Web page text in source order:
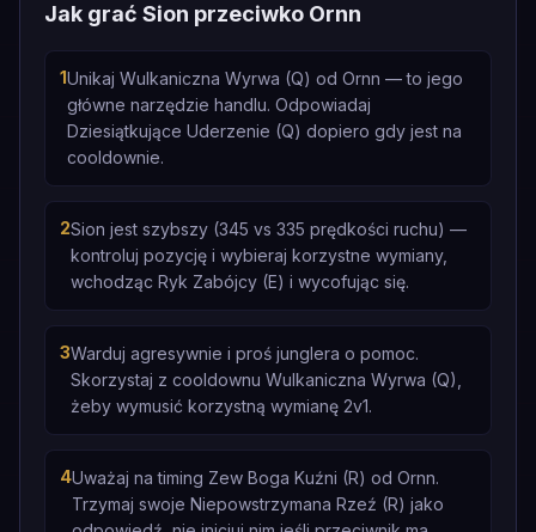
Jak grać Sion przeciwko Ornn
1Unikaj Wulkaniczna Wyrwa (Q) od Ornn — to jego
główne narzędzie handlu. Odpowiadaj
Dziesiątkujące Uderzenie (Q) dopiero gdy jest na
cooldownie.
2Sion jest szybszy (345 vs 335 prędkości ruchu) —
kontroluj pozycję i wybieraj korzystne wymiany,
wchodząc Ryk Zabójcy (E) i wycofując się.
3Warduj agresywnie i proś junglera o pomoc.
Skorzystaj z cooldownu Wulkaniczna Wyrwa (Q),
żeby wymusić korzystną wymianę 2v1.
4Uważaj na timing Zew Boga Kuźni (R) od Ornn.
Trzymaj swoje Niepowstrzymana Rzeź (R) jako